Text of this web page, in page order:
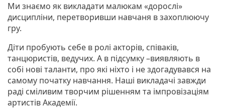
Ми знаємо як викладати малюкам «дорослі»
дисципліни, перетворивши навчаня в захоплюючу
гру.
Діти пробують себе в ролі акторів, співаків,
танцюристів, ведучих. А в підсумку –виявляють в
собі нові таланти, про які ніхто і не здогадувався на
самому початку навчання. Наші викладачі завжди
раді сміливим творчим рішенням та імпровізаціям
артистів Академії.